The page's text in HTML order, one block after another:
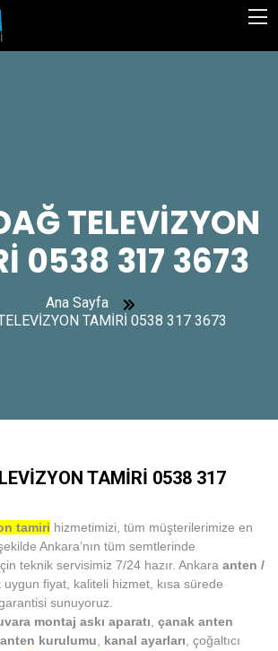
TELEVİZYON
0538 317 3673
Ana Sayfa
TAMİRİ 0538 317 3673
TAMİRİ 0538 317
tamiri hizmetimizi, tüm müşterilerimize en
Ankara’nın tüm semtlerinde
teknik servisimiz 7/24 hazır. Ankara anten /
uygun fiyat, kaliteli hizmet, kısa sürede
sunuyoruz.
montaj askı aparatı, çanak anten
anten kurulumu, kanal ayarları, çoğaltıcı